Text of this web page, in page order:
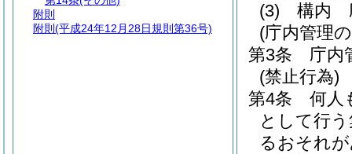
(3)
構内
(庁内管理
第3条
庁内
(禁止行為)
第4条
何人
として行
るおそれ
附則
附則 (平成24年12月28日規則第36号)